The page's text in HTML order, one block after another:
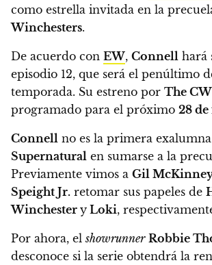
como estrella invitada en la
Winchesters.
De acuerdo con EW, Connell hará
episodio 12, que será el penúltimo
temporada. Su estreno por The CW
programado para el próximo 28
Connell no es la primera
Supernatural en sumarse a la
Previamente vimos a Gil
Speight Jr. retomar sus papeles de
Winchester y Loki,
Por ahora, elshowrunner Robbie
desconoce si la serie obtendrá la